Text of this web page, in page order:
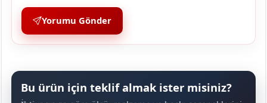
Yorumu Gönder
Bu ürün için teklif almak ister misiniz?